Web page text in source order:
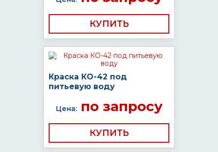
КУПИТЬ
Краска КО-42 под
питьевую воду
Цена:по запросу
КУПИТЬ